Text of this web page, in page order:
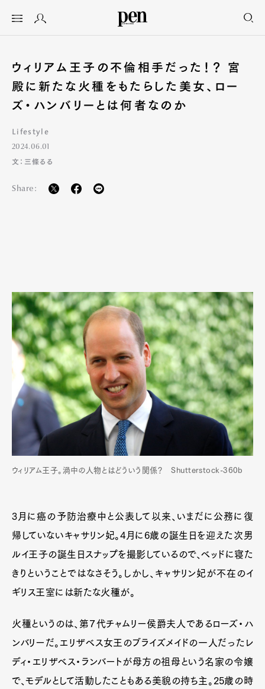
ウィリアム王子の不倫相手だった！？ 宮
殿に新たな火種をもたらした美女、ロー
ズ・ハンバリーとは何者なのか
Lifestyle
2024.06.01
文：三條るる
Share:
ウィリアム王子。渦中の人物とはどういう関係？ Shutterstock-360b
3月に癌の予防治療中と公表して以来、いまだに公務に復
帰していないキャサリン妃。4月に6歳の誕生日を迎えた次男
ルイ王子の誕生日スナップを撮影しているので、ベッドに寝た
きりということではなさそう。しかし、キャサリン妃が不在のイ
ギリス王室には新たな火種が。
火種というのは、第７代チャムリー侯爵夫人であるローズ・ハ
ンバリーだ。エリザベス女王のブライズメイドの一人だったレ
ディ・エリザベス・ランバートが母方の祖母という名家の令嬢
で、モデルとして活動したこともある美貌の持ち主。25歳の時